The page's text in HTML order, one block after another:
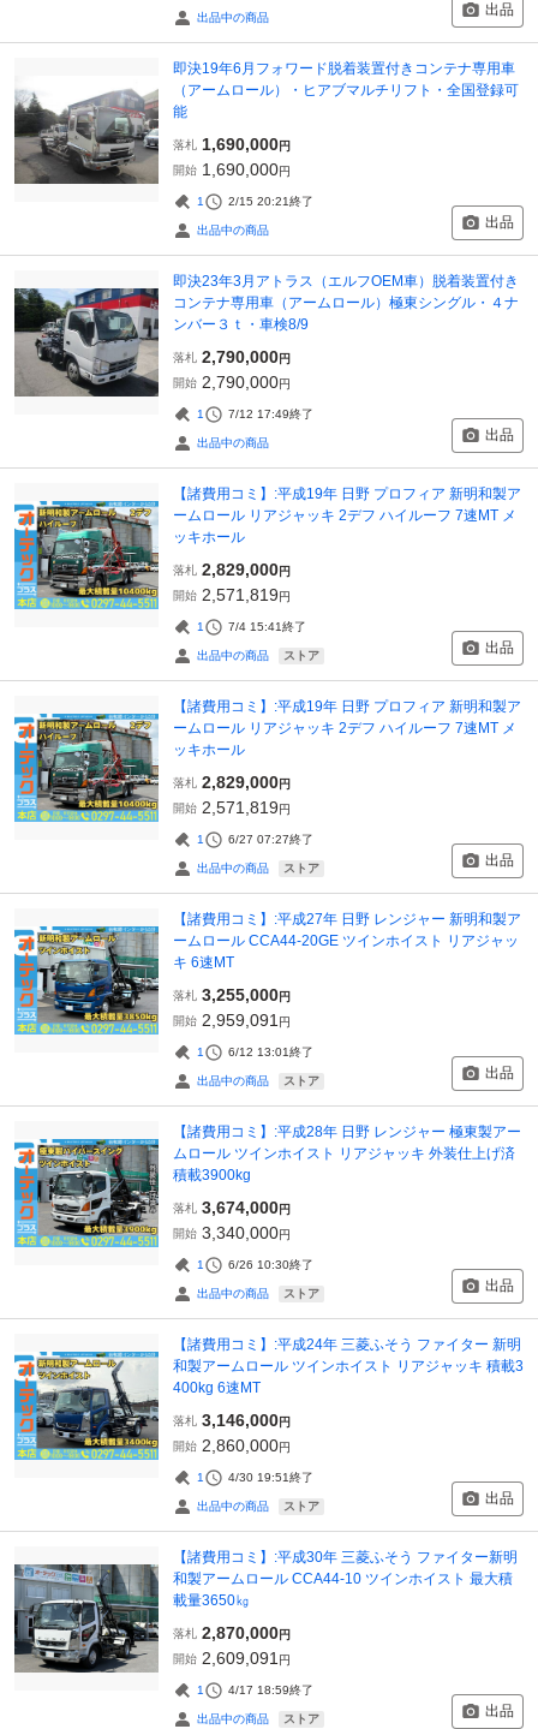
出品中の商品 出品
即決19年6月フォワード脱着装置付きコンテナ専用車
（アームロール）・ヒアブマルチリフト・全国登録可
能
落札 1,690,000円
開始 1,690,000円
1 2/15 20:21終了
出品中の商品 出品
即決23年3月アトラス（エルフOEM車）脱着装置付き
コンテナ専用車（アームロール）極東シングル・４ナ
ンバー３ｔ・車検8/9
落札 2,790,000円
開始 2,790,000円
1 7/12 17:49終了
出品中の商品 出品
【諸費用コミ】:平成19年 日野 プロフィア 新明和製ア
ームロール リアジャッキ 2デフ ハイルーフ 7速MT メ
ッキホール
落札 2,829,000円
開始 2,571,819円
1 7/4 15:41終了
出品中の商品 ストア 出品
【諸費用コミ】:平成19年 日野 プロフィア 新明和製ア
ームロール リアジャッキ 2デフ ハイルーフ 7速MT メ
ッキホール
落札 2,829,000円
開始 2,571,819円
1 6/27 07:27終了
出品中の商品 ストア 出品
【諸費用コミ】:平成27年 日野 レンジャー 新明和製ア
ームロール CCA44-20GE ツインホイスト リアジャッ
キ 6速MT
落札 3,255,000円
開始 2,959,091 円
1 6/12 13:01終了
出品中の商品 ストア 出品
【諸費用コミ】:平成28年 日野 レンジャー 極東製アー
ムロール ツインホイスト リアジャッキ 外装仕上げ済
積載3900kg
落札 3,674,000円
開始 3,340,000円
1 6/26 10:30終了
出品中の商品 ストア 出品
【諸費用コミ】:平成24年 三菱ふそう ファイター 新明
和製アームロール ツインホイスト リアジャッキ 積載3
400kg 6速MT
落札 3,146,000円
開始 2,860,000円
1 4/30 19:51終了
出品中の商品 ストア 出品
【諸費用コミ】:平成30年 三菱ふそう ファイター新明
和製アームロール CCA44-10 ツインホイスト 最大積
載量3650㎏
落札 2,870,000円
開始 2,609,091 円
1 4/17 18:59終了
出品中の商品 ストア 出品